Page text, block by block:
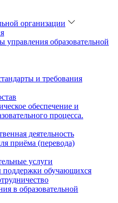
организации
управления образовательной
и требования
обеспечение и
процесса.
деятельность
приёма (перевода)
услуги
обучающихся
в образовательной